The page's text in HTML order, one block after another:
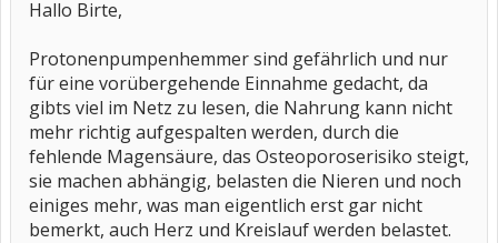
Hallo Birte,
Protonenpumpenhemmer sind gefährlich und nur
für eine vorübergehende Einnahme gedacht, da
gibts viel im Netz zu lesen, die Nahrung kann nicht
mehr richtig aufgespalten werden, durch die
fehlende Magensäure, das Osteoporoserisiko steigt,
sie machen abhängig, belasten die Nieren und noch
einiges mehr, was man eigentlich erst gar nicht
bemerkt, auch Herz und Kreislauf werden belastet.